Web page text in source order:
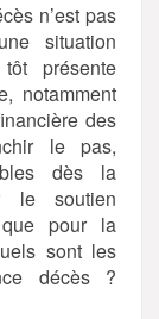
n’est pas
situation
présente
notamment
des
le pas,
dès la
le soutien
pour la
sont les
décès ?